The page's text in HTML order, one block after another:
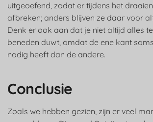
uitgeoefend, zodat er tijdens het
afbreken; anders blijven ze daar voor
Denk er ook aan dat je niet altijd alles
beneden duwt, omdat de ene kant
nodig heeft dan de andere.
Conclusie
Zoals we hebben gezien, zijn er veel